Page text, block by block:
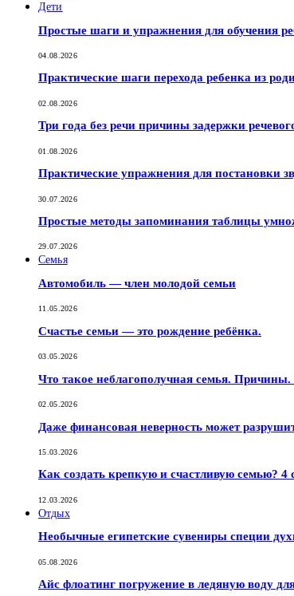
Дети
Простые шаги и упражнения для обучения
04.08.2026
Практические шаги перехода ребенка из
02.08.2026
Три года без речи причины задержки
01.08.2026
Практические упражнения для постановки
30.07.2026
Простые методы запоминания таблицы
29.07.2026
Семья
Автомобиль — член молодой семьи
11.05.2026
Счастье семьи — это рождение ребёнка.
03.05.2026
Что такое неблагополучная семья.
02.05.2026
Даже финансовая неверность может
15.03.2026
Как создать крепкую и счастливую семью? 4
12.03.2026
Отдых
Необычные египетские сувениры специи
05.08.2026
Айс флоатинг погружение в ледяную воду